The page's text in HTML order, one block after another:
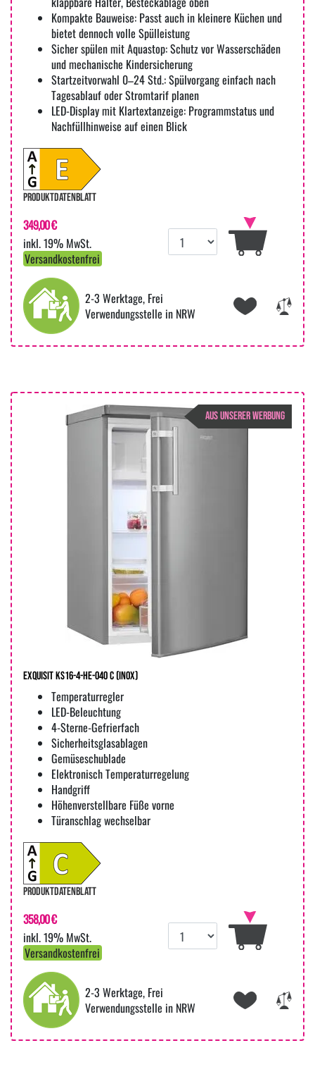
Kompakte Bauweise: Passt auch in kleinere Küchen und
bietet dennoch volle Spülleistung
Sicher spülen mit Aquastop: Schutz vor Wasserschäden
und mechanische Kindersicherung
Startzeitvorwahl 0–24 Std.: Spülvorgang einfach nach
Tagesablauf oder Stromtarif planen
LED-Display mit Klartextanzeige: Programmstatus und
Nachfüllhinweise auf einen Blick
PRODUKTDATENBLATT
349,00 €
inkl. 19% MwSt.
Versandkostenfrei
2-3 Werktage, Frei
Verwendungsstelle in NRW
AUS UNSERER WERBUNG
Exquisit KS16-4-HE-040 C (inox)
Temperaturregler
LED-Beleuchtung
4-Sterne-Gefrierfach
Sicherheitsglasablagen
Gemüseschublade
Elektronisch Temperaturregelung
Handgriff
Höhenverstellbare Füße vorne
Türanschlag wechselbar
PRODUKTDATENBLATT
358,00 €
inkl. 19% MwSt.
Versandkostenfrei
2-3 Werktage, Frei
Verwendungsstelle in NRW